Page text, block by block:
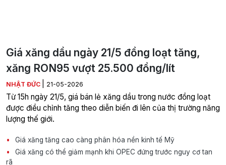
Giá xăng dầu ngày 21/5 đồng loạt tăng,
xăng RON95 vượt 25.500 đồng/lít
NHẬT ĐỨC 21-05-2026
Từ 15h ngày 21/5, giá bán lẻ xăng dầu trong nước đồng loạt
được điều chỉnh tăng theo diễn biến đi lên của thị trường năng
lượng thế giới.
Giá xăng tăng cao càng phân hóa nền kinh tế Mỹ
Giá xăng có thể giảm mạnh khi OPEC đứng trước nguy cơ tan
rã